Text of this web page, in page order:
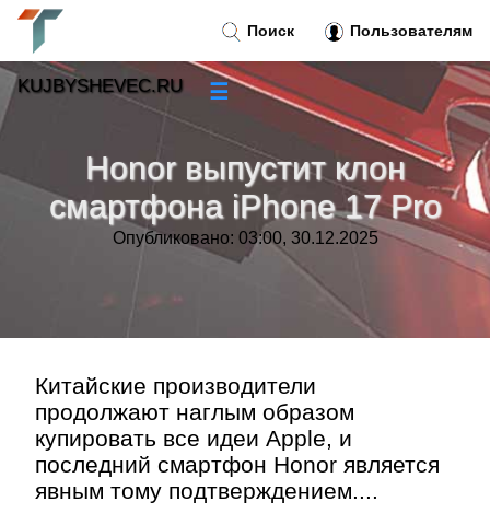
Honor выпустит клон
смартфона iPhone 17 Pro
Опубликовано: 03:00, 30.12.2025
Китайские производители
продолжают наглым образом
купировать все идеи Apple, и
последний смартфон Honor является
явным тому подтверждением....
Поиск Пользователям
KUJBYSHEVEC.RU ☰
»
Тренды новостей »
»
Контакт»